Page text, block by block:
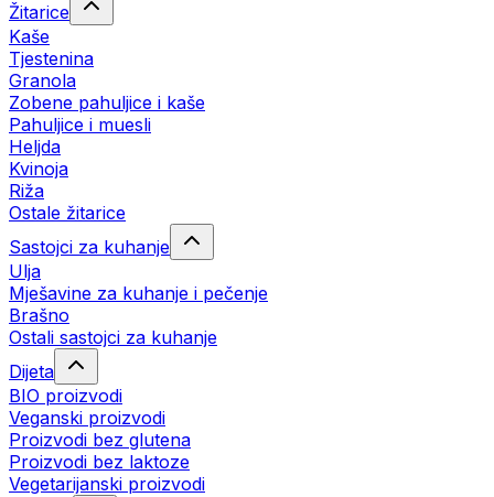
Žitarice
Kaše
Tjestenina
Granola
Zobene pahuljice i kaše
Pahuljice i muesli
Heljda
Kvinoja
Riža
Ostale žitarice
Sastojci za kuhanje
Ulja
Mješavine za kuhanje i pečenje
Brašno
Ostali sastojci za kuhanje
Dijeta
BIO proizvodi
Veganski proizvodi
Proizvodi bez glutena
Proizvodi bez laktoze
Vegetarijanski proizvodi